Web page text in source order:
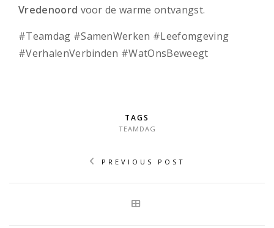
Vredenoord voor de warme ontvangst.
#Teamdag #SamenWerken #Leefomgeving
#VerhalenVerbinden #WatOnsBeweegt
TAGS
TEAMDAG
PREVIOUS POST